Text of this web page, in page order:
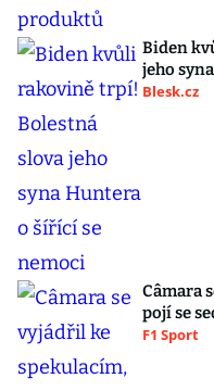
Biden
jeho
Blesk.cz
Câmara
pojí se
F1 Sport